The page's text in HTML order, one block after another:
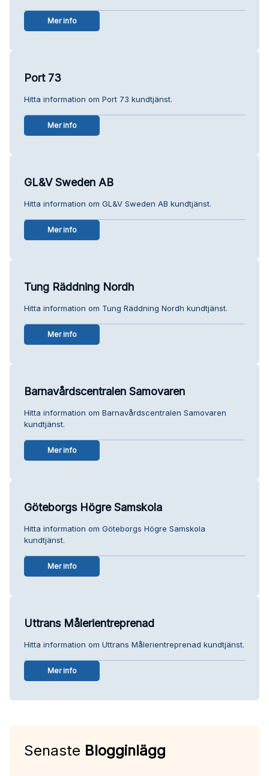
Mer info
Port 73
Hitta information om Port 73 kundtjänst.
Mer info
GL&V Sweden AB
Hitta information om GL&V Sweden AB kundtjänst.
Mer info
Tung Räddning Nordh
Hitta information om Tung Räddning Nordh kundtjänst.
Mer info
Barnavårdscentralen Samovaren
Hitta information om Barnavårdscentralen Samovaren
kundtjänst.
Mer info
Göteborgs Högre Samskola
Hitta information om Göteborgs Högre Samskola
kundtjänst.
Mer info
Uttrans Målerientreprenad
Hitta information om Uttrans Målerientreprenad kundtjänst.
Mer info
Senaste Blogginlägg